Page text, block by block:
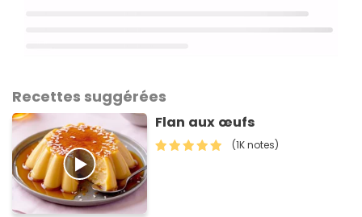
Recettes suggérées
Flan aux œufs
(1K notes)